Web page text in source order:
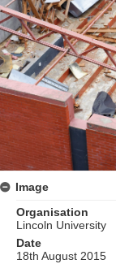
Image
Organisation
Lincoln University
Date
18th August 2015